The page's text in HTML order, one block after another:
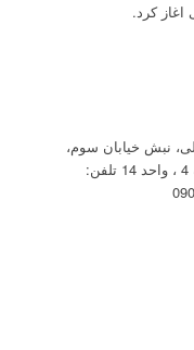
نبش خیابان سوم،
مجتمع تجاری شمس تبریزی، پلاک 14، طبقه 4 ، واحد 14 تلفن: